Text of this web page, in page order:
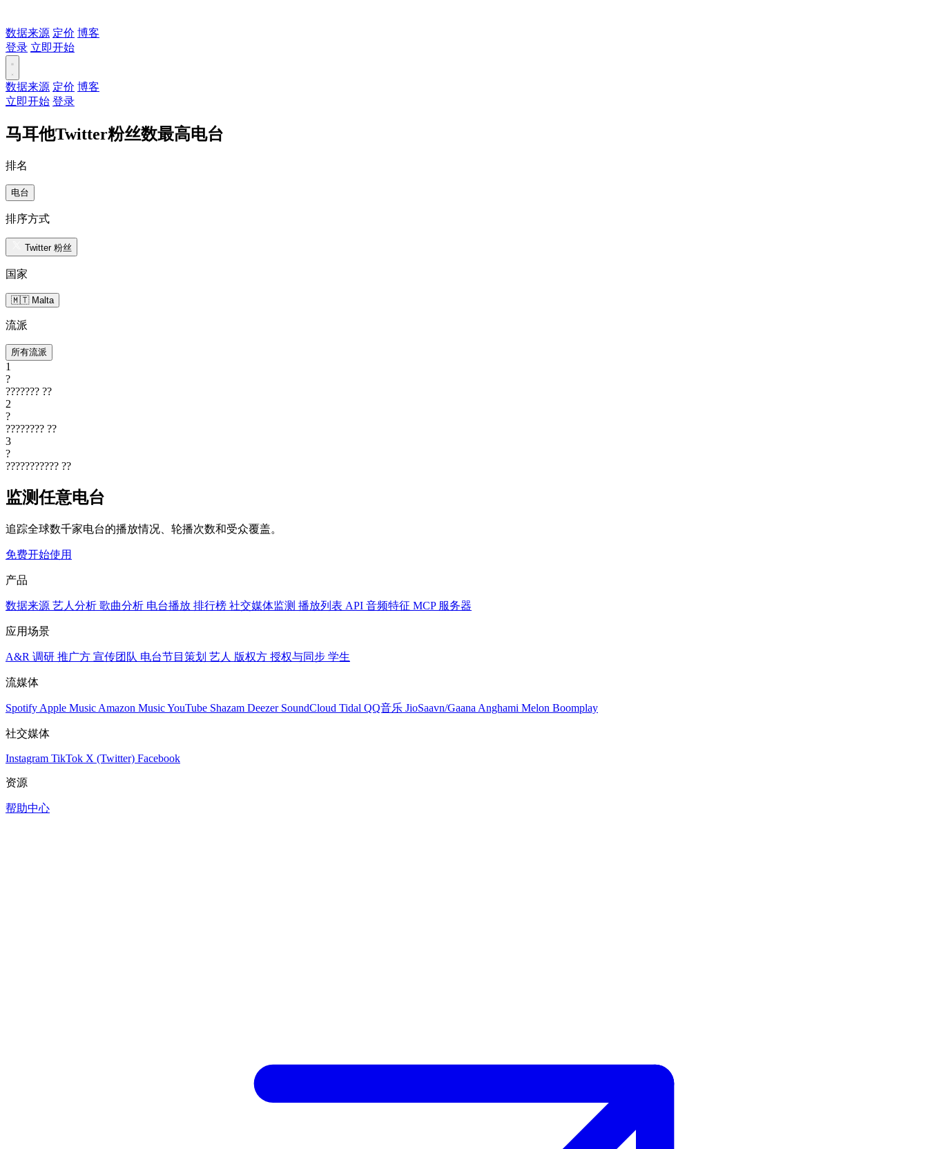
数据来源 定价 博客
登录 立即开始
数据来源 定价 博客
立即开始 登录
马耳他Twitter粉丝数最高电台
排名
电台
排序方式
Twitter 粉丝
国家
🇲🇹 Malta
流派
所有流派
1
?
??????? ??
2
?
???????? ??
3
?
??????????? ??
监测任意电台
追踪全球数千家电台的播放情况、轮播次数和受众覆盖。
免费开始使用
产品
数据来源 艺人分析 歌曲分析 电台播放 排行榜 社交媒体监测 播放列表 API 音频特征 MCP 服务器
应用场景
A&R 调研 推广方 宣传团队 电台节目策划 艺人 版权方 授权与同步 学生
流媒体
Spotify Apple Music Amazon MusicYouTube Shazam Deezer SoundCloud Tidal QQ音乐 JioSaavn/Gaana Anghami Melon Boomplay
社交媒体
Instagram TikTok X (Twitter) Facebook
资源
帮助中心